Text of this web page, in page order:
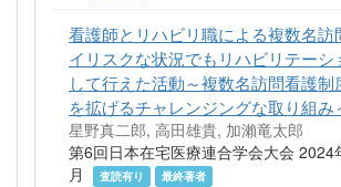
看護師とリハビリ職による複数名訪
イリスクな状況でもリハビリテーシ
して行えた活動～複数名訪問看護制
を拡げるチャレンジングな取り組み
星野真二郎, 高田雄貴, 加瀨竜太郎
第6回日本在宅医療連合学会大会 2024
月
査読有り 最終著者